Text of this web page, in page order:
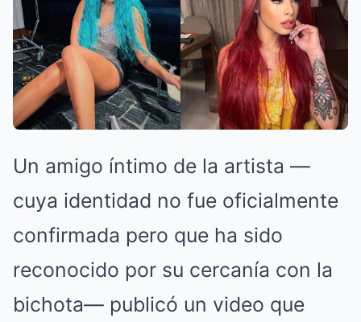
Un amigo íntimo de la artista —
cuya identidad no fue oficialmente
confirmada pero que ha sido
reconocido por su cercanía con la
bichota— publicó un video que